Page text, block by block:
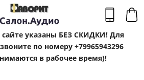
указаны БЕЗ СКИДКИ! Для
по номеру +79965943296
в рабочее время)!